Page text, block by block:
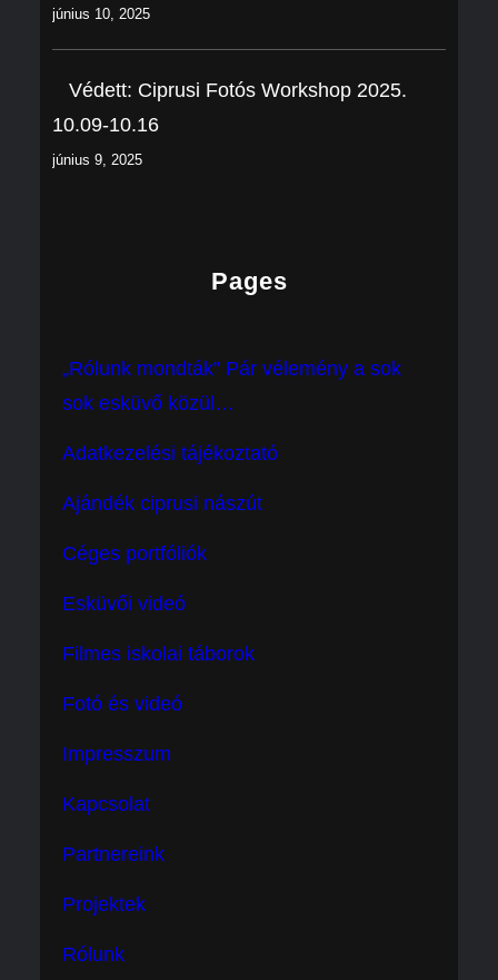
június 10, 2025
Védett: Ciprusi Fotós Workshop 2025.
10.09-10.16
június 9, 2025
Pages
„Rólunk mondták” Pár vélemény a sok
sok esküvő közül…
Adatkezelési tájékoztató
Ajándék ciprusi nászút
Céges portfóliók
Esküvői videó
Filmes iskolai táborok
Fotó és videó
Impresszum
Kapcsolat
Partnereink
Projektek
Rólunk